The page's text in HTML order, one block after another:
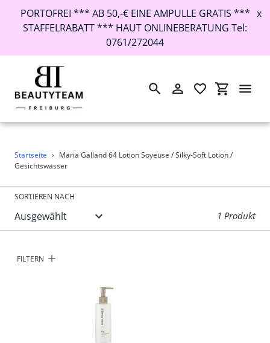
Direkt
zum
PORTOFREI *** AB 50,-€ EINE AMPULLE GRATIS ***
STAFFELRABATT *** HAUT ONLINEBERATUNG Tel:
0761/272044
x
SuchenEinloggen
Startseite › Maria Galland 64 Lotion Soyeuse / Silky-Soft Lotion /
Gesichtswasser
SORTIEREN NACH
1 Produkt
FILTERN